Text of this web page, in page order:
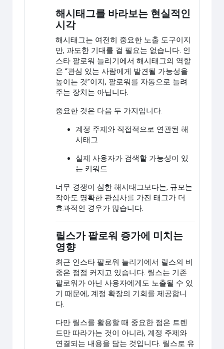
해시태그를 바라보는 현실적인
시각
해시태그는 여전히 중요한 노출 도구이지
만, 과도한 기대를 걸 필요는 없습니다. 인
스타 팔로워 늘리기에서 해시태그의 역할
은 “관심 있는 사람에게 발견될 가능성을
높이는 것”이지, 팔로워를 자동으로 늘려
주는 장치는 아닙니다.
중요한 것은 다음 두 가지입니다.
계정 주제와 직접적으로 연관된 해
시태그
실제 사용자가 검색할 가능성이 있
는 키워드
너무 경쟁이 심한 해시태그보다는, 규모는
작아도 명확한 관심사를 가진 태그가 더
효과적인 경우가 많습니다.
릴스가 팔로워 증가에 미치는
영향
최근 인스타 팔로워 늘리기에서 릴스의 비
중은 점점 커지고 있습니다. 릴스는 기존
팔로워가 아닌 사용자에게도 노출될 수 있
기 때문에, 계정 확장의 기회를 제공합니
다.
다만 릴스를 활용할 때 중요한 점은 트렌
드만 따라가는 것이 아니라, 계정 주제와
연결되는 내용을 담는 것입니다. 릴스로 유